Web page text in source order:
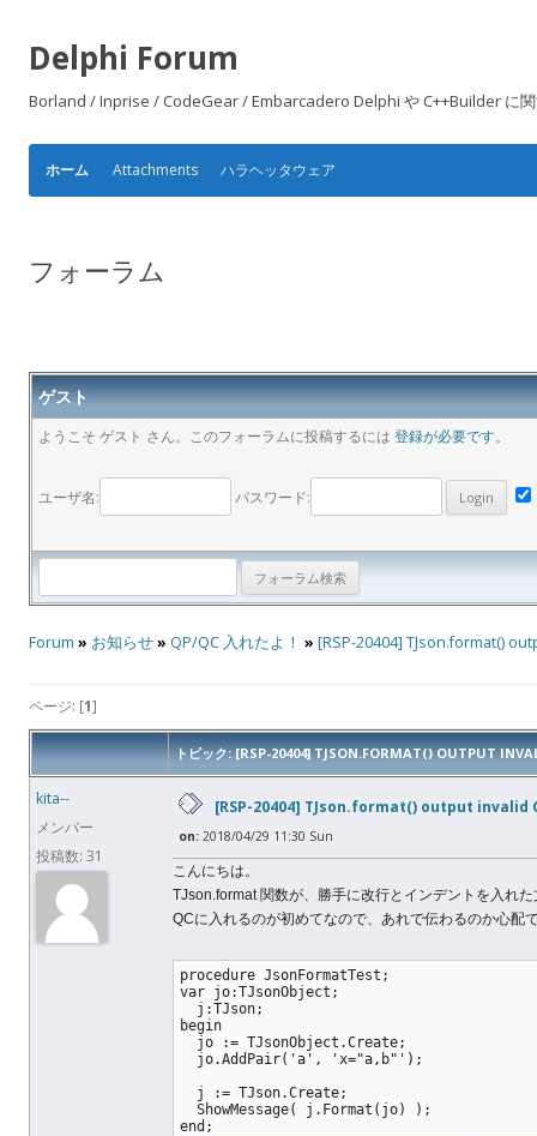
Delphi Forum
Borland / Inprise / CodeGear / Embarcadero Delphi や C++Builder に
ホーム Attachments ハラヘッタウェア
フォーラム
ゲスト
ようこそ ゲスト さん。このフォーラムに投稿するには 登録が必要です。
ユーザ名: パスワード:
Forum » お知らせ» QP/QC 入れたよ！ » [RSP-20404] TJson.format()
ページ: [1]
トピック: [RSP-20404] TJSON.FORMAT() OUTPUT
kita--
メンバー
投稿数: 31
[RSP-20404] TJson.format() output invalid
on: 2018/04/29 11:30 Sun
こんにちは。
TJson.format 関数が、勝手に改行とインデントを入れ
QCに入れるのが初めてなので、あれで伝わるのか心配
procedure JsonFormatTest;
var jo:TJsonObject;
  j:TJson;
begin
  jo := TJsonObject.Create;
  jo.AddPair('a', 'x="a,b"');
  j := TJson.Create;
  ShowMessage( j.Format(jo) );
end;